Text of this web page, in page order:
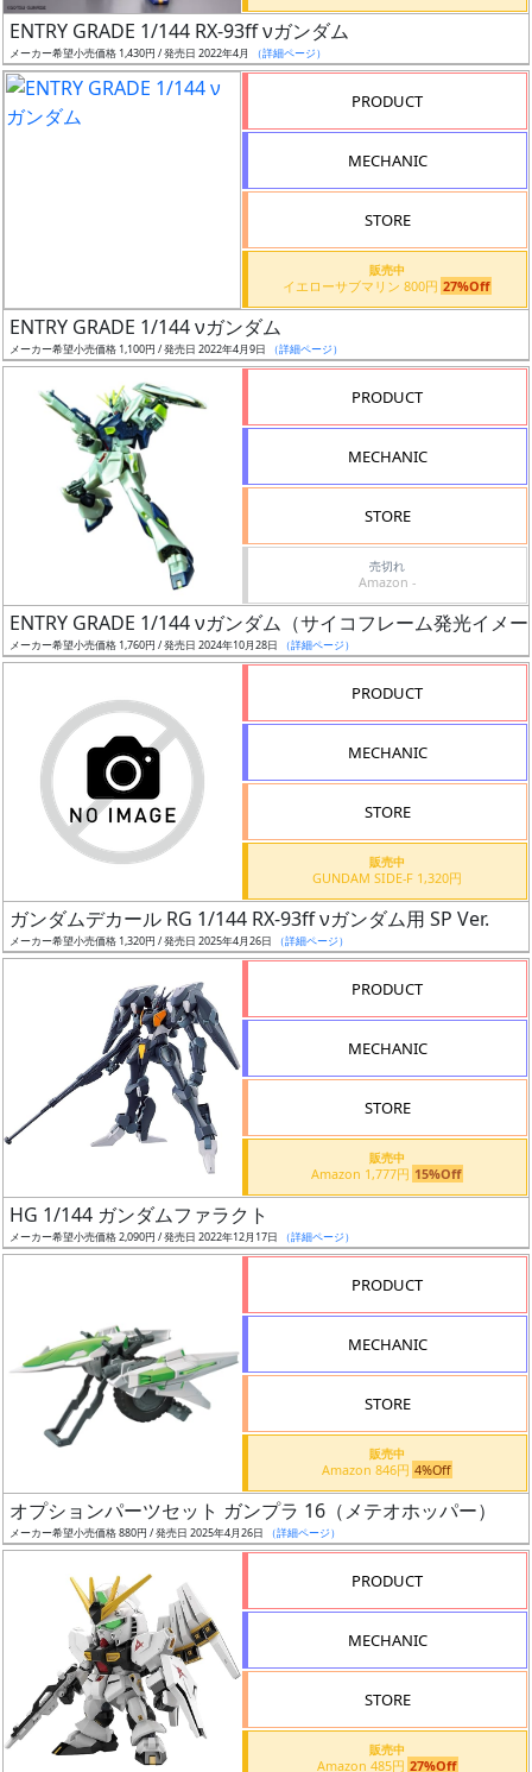
フ
リ
ー
ワ
グ
レ
ル
ー
ズ・
況
売
抽
選
活
ENTRY GRADE 1/144 RX-93ff νガンダム
メーカー希望小売価格 1,430円 / 発売日 2022年4月 （詳細ページ）
PRODUCT
MECHANIC
STORE
販売中
イエローサブマリン 800円 27%Off
ENTRY GRADE 1/144 νガンダム
メーカー希望小売価格 1,100円 / 発売日 2022年4月9日 （詳細ページ）
PRODUCT
MECHANIC
STORE
売切れ
Amazon -
ENTRY GRADE 1/144 νガンダム（サイコフレーム発光イメ
メーカー希望小売価格 1,760円 / 発売日 2024年10月28日 （詳細ページ）
PRODUCT
MECHANIC
STORE
販売中
GUNDAM SIDE-F 1,320円
ガンダムデカール RG 1/144 RX-93ff νガンダム用 SP Ver.
メーカー希望小売価格 1,320円 / 発売日 2025年4月26日 （詳細ページ）
PRODUCT
MECHANIC
STORE
販売中
Amazon 1,777円 15%Off
HG 1/144 ガンダムファラクト
メーカー希望小売価格 2,090円 / 発売日 2022年12月17日 （詳細ページ）
PRODUCT
MECHANIC
STORE
販売中
Amazon 846円 4%Off
オプションパーツセット ガンプラ 16（メテオホッパー）
メーカー希望小売価格 880円 / 発売日 2025年4月26日 （詳細ページ）
PRODUCT
MECHANIC
STORE
販売中
Amazon 485円 27%Off